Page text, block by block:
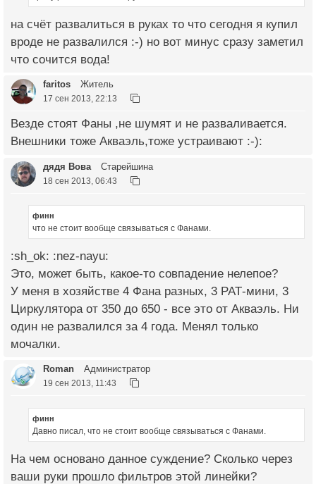
на счёт развалиться в руках то что сегодня я купил
вроде не развалился :-) но вот минус сразу заметил
что сочится вода!
faritos Житель
17 сен 2013, 22:13
Везде стоят Фаны ,не шумят и не разваливается.
Внешники тоже Акваэль,тоже устраивают :-):
дядя Вова Старейшина
18 сен 2013, 06:43
финн
что не стоит вообще связываться с Фанами.
:sh_ok: :nez-nayu:
Это, может быть, какое-то совпадение нелепое?
У меня в хозяйстве 4 Фана разных, 3 РАТ-мини, 3
Циркулятора от 350 до 650 - все это от Акваэль. Ни
один не развалился за 4 года. Менял только
мочалки.
Roman Администратор
19 сен 2013, 11:43
финн
Давно писал, что не стоит вообще связываться с Фанами.
На чем основано данное суждение? Сколько через
ваши руки прошло фильтров этой линейки?